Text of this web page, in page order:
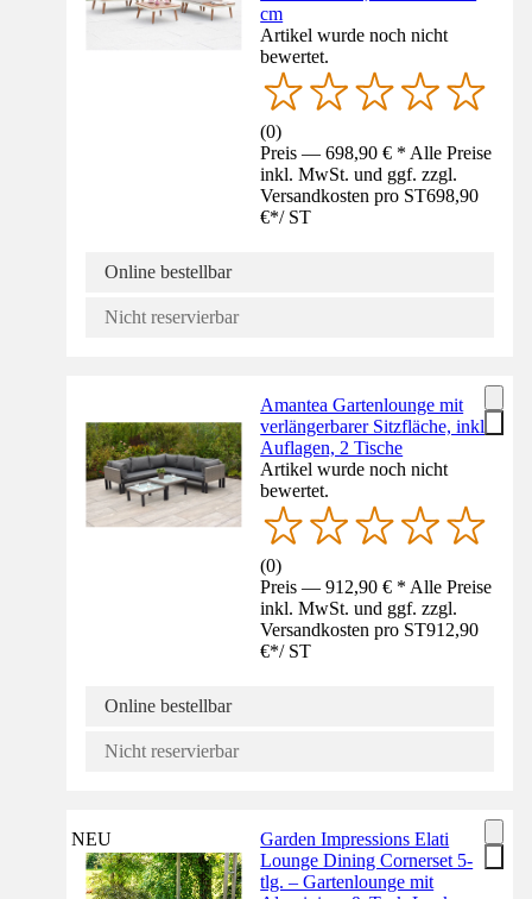
cm
Artikel wurde noch nicht
bewertet.
(0)
Preis — 698,90 € * Alle Preise
inkl. MwSt. und ggf. zzgl.
Versandkosten pro ST698,90
€*/ ST
Online bestellbar
Nicht reservierbar
Amantea Gartenlounge mit
verlängerbarer Sitzfläche, inkl.
Auflagen, 2 Tische
Artikel wurde noch nicht
bewertet.
(0)
Preis — 912,90 € * Alle Preise
inkl. MwSt. und ggf. zzgl.
Versandkosten pro ST912,90
€*/ ST
Online bestellbar
Nicht reservierbar
NEU
Garden Impressions Elati
Lounge Dining Cornerset 5-
tlg. – Gartenlounge mit